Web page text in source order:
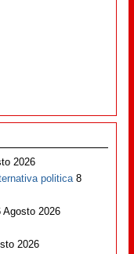
2026
politica 8
Agosto 2026
2026